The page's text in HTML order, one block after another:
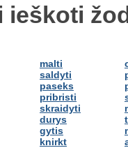
ieškoti
malti
saldyti
paseks
pribristi
skraidyti
durys
gytis
knirkt